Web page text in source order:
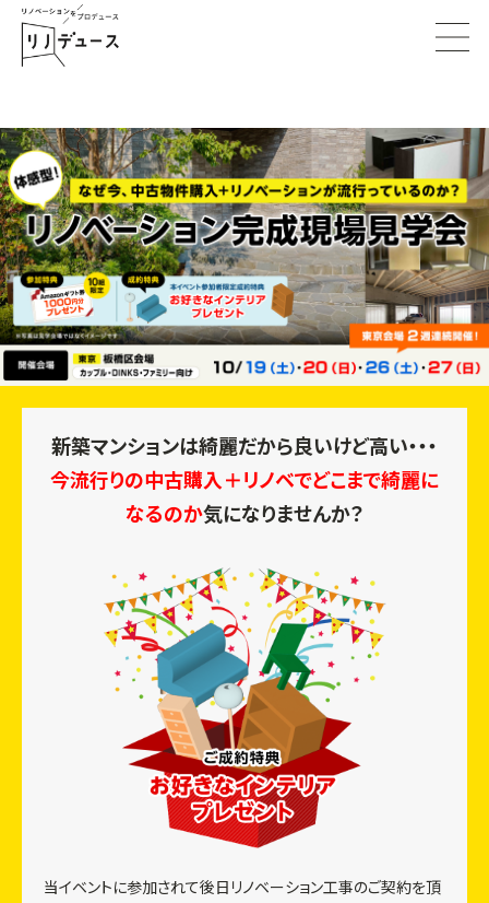
新築マンションは綺麗だから良いけど高い・・・
今流行りの中古購入＋リノベでどこまで綺麗に
なるのか気になりませんか？
当イベントに参加されて後日リノベーション工事のご契約を頂